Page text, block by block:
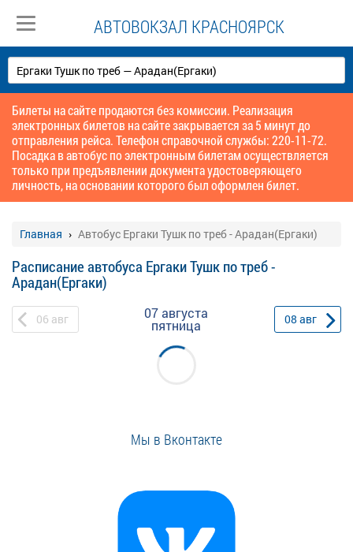
АВТОВОКЗАЛ КРАСНОЯРСК
Билеты на сайте продаются без комиссии. Реализация
электронных билетов на сайте закрывается за 5 минут до
отправления рейса. Телефон справочной службы: 220-11-72.
Посадка в автобус по электронным билетам осуществляется
только при предъявлении документа удостоверяющего
личность, на основании которого был оформлен билет.
Главная Автобус Ергаки Тушк по треб - Арадан(Ергаки)
Расписание автобуса Ергаки Тушк по треб -
Арадан(Ергаки)
06 авг 07 августа
пятница 08 авг
Мы в Вконтакте